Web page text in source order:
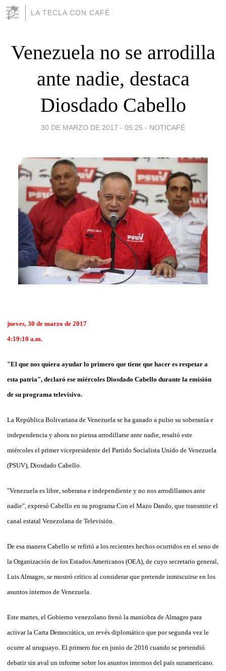
LA TECLA CON CAFÉ
Venezuela no se arrodilla
ante nadie, destaca
Diosdado Cabello
30 DE MARZO DE 2017 - 05:25 - NOTICAFÉ
jueves, 30 de marzo de 2017
4:19:10 a.m.
"El que nos quiera ayudar lo primero que tiene que hacer es respetar a
esta patria", declaró ese miércoles Diosdado Cabello durante la emisión
de su programa televisivo.
La República Bolivariana de Venezuela se ha ganado a pulso su soberanía e
independencia y ahora no piensa arrodillarse ante nadie, resaltó este
miércoles el primer vicepresidente del Partido Socialista Unido de Venezuela
(PSUV), Diosdado Cabello.
"Venezuela es libre, soberana e independiente y no nos arrodillamos ante
nadie", expresó Cabello en su programa Con el Mazo Dando, que transmite el
canal estatal Venezolana de Televisión.
De esa manera Cabello se refirió a los recientes hechos ocurridos en el seno de
la Organización de los Estados Americanos (OEA), de cuyo secretario general,
Luis Almagro, se mostró crítico al considerar que pretende inmiscuirse en los
asuntos internos de Venezuela.
Este martes, el Gobierno venezolano frenó la maniobra de Almagro para
activar la Carta Democrática, un revés diplomático que por segunda vez le
ocurre al uruguayo. El primero fue en junio de 2016 cuando se pretendió
debatir sin aval un informe sobre los asuntos internos del país suramericano.